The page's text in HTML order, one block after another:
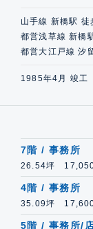
山手線 新橋駅 徒
都営浅草線 新橋
都営大江戸線 汐
1985年4月 竣工
7階 / 事務所
26.54坪
4階 / 事務所
35.09坪
5階 / 事務所/